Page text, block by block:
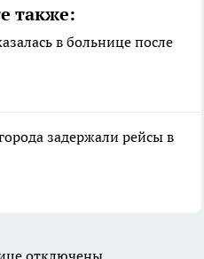
также:
в больнице после
задержали рейсы в